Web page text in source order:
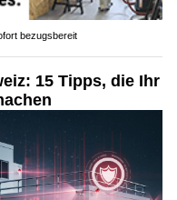
bezugsbereit
15 Tipps, die Ihr